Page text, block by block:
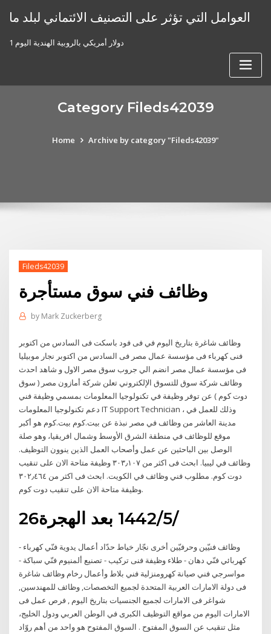
العوامل التي تؤثر على التصنيف الائتماني لبلد ما
1 دولار أمريكي بالروبية الهندية اليوم
Category Fileds42039
Home Archive by category "Fileds42039"
Fileds42039
وظائف فني سوق مستأجرة
by Mark Zuckerberg
وظائف شاغرة بتاريخ اليوم في فى فود باسكت فى السادس من اكتوبر
فنى كهرباء فى مؤسسة عمال مصر فى السادس من اكتوبر نجار موبيليا
فى مؤسسة عمال مصر انضم الي جروب سوق مصر الاول و شاهد احدث
وظائف شركة سوق للتسوق الإلكتروني تعلن شركة أمازون مصر ( سوق
دوت كوم ) عن توفر وظيفة في تكنولوجيا المعلومات بمسمي وظيفة فني
دعم تكنولوجيا المعلومات IT Support Technician ، وذلك للعمل في
مدينة العاشر من وظائف في مصر نبذة عن بيت.كوم بيت.كوم هو أكبر
موقع للوظائف في منطقة الشرق الأوسط وشمال افريقيا، وهو صلة
الوصل بين الباحثين عن عمل وأصحاب العمل الذين ينوون التوظيف.
وظائف في ليبيا. ابحث فى اكثر من ٣٠٣٫١٠٧ وظيفة متاحة الان على تنقيب
دوت كوم. مطلوب فني وظائف في الكويت. ابحث فى اكثر من ٣٠٢٫٤٦٤
وظيفة متاحة الان على تنقيب دوت كوم.
26‏‏/5‏‏/1442 بعد الهجرة
وظائف فنيّين وحرفيّين أخرى نجّار خياط حدّاد أعمال يدوية فنّي كهرباء -
كهربائي فنّي دهان - طلاء وظيفة فنى تركيب - تصنيع ألمنيوم فنّي سباكة -
مواسرجي فني صيانة كهرومنزلية فني بلاط وأعمال رخام وظائف شاغرة
فى دولة الامارات العربية المتحدة لجميع التخصصات, وظائف للمهندسين,
شواغر فى الامارات لجميع الجنسيات بتاريخ اليوم , فرص عمل فى
الامارات اليوم من مواقع التوظيف الكبرى في الوطن العربي ودول الخليج،
مثل تنقيب عن السوق المفتوح . السوق المفتوح هو واحد من أهم روّاد